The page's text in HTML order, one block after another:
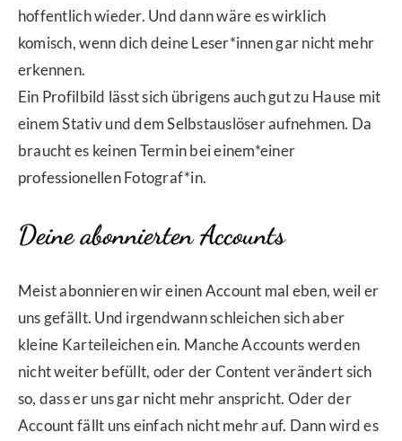
hoffentlich wieder. Und dann wäre es wirklich
komisch, wenn dich deine Leser*innen gar nicht mehr
erkennen.
Ein Profilbild lässt sich übrigens auch gut zu Hause mit
einem Stativ und dem Selbstauslöser aufnehmen. Da
braucht es keinen Termin bei einem*einer
professionellen Fotograf*in.
Deine abonnierten Accounts
Meist abonnieren wir einen Account mal eben, weil er
uns gefällt. Und irgendwann schleichen sich aber
kleine Karteileichen ein. Manche Accounts werden
nicht weiter befüllt, oder der Content verändert sich
so, dass er uns gar nicht mehr anspricht. Oder der
Account fällt uns einfach nicht mehr auf. Dann wird es